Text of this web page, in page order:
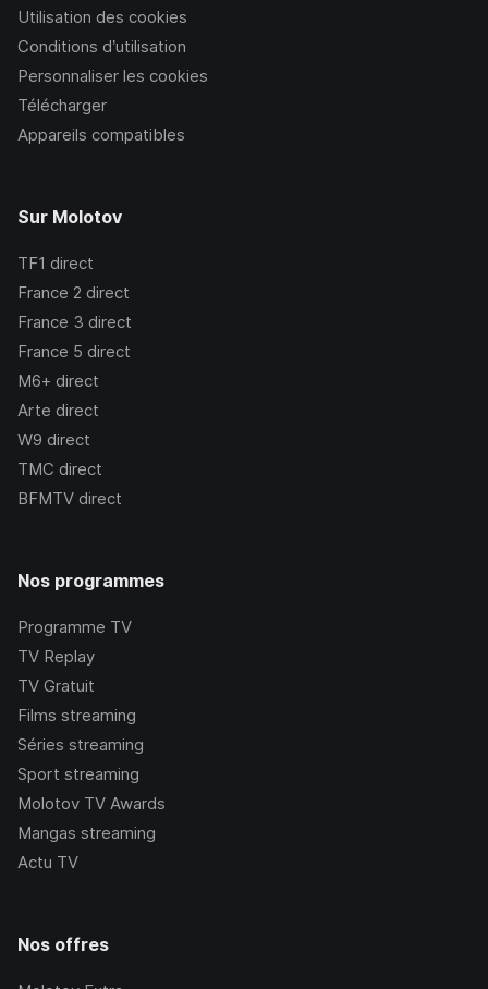
Utilisation des cookies
Conditions d’utilisation
Personnaliser les cookies
Télécharger
Appareils compatibles
Sur Molotov
TF1 direct
France 2 direct
France 3 direct
France 5 direct
M6+ direct
Arte direct
W9 direct
TMC direct
BFMTV direct
Nos programmes
Programme TV
TV Replay
TV Gratuit
Films streaming
Séries streaming
Sport streaming
Molotov TV Awards
Mangas streaming
Actu TV
Nos offres